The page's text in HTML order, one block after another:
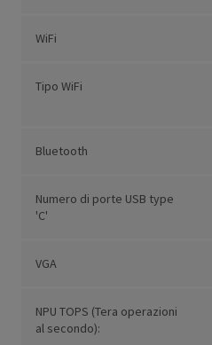
WiFi
Tipo WiFi
Bluetooth
Numero di porte USB type
'C'
VGA
NPU TOPS (Tera operazioni
al secondo):